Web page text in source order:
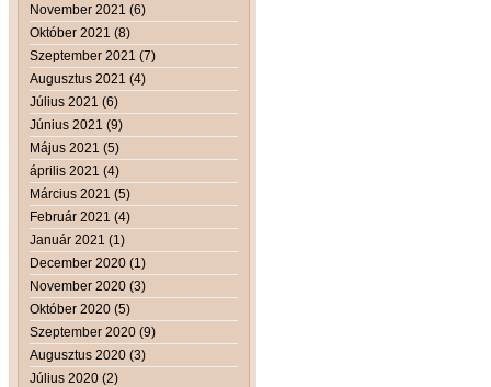
November 2021 (6)
Október 2021 (8)
Szeptember 2021 (7)
Augusztus 2021 (4)
Július 2021 (6)
Június 2021 (9)
Május 2021 (5)
április 2021 (4)
Március 2021 (5)
Február 2021 (4)
Január 2021 (1)
December 2020 (1)
November 2020 (3)
Október 2020 (5)
Szeptember 2020 (9)
Augusztus 2020 (3)
Július 2020 (2)